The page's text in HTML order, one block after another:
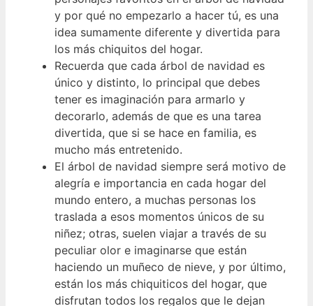
y por qué no empezarlo a hacer tú, es una
idea sumamente diferente y divertida para
los más chiquitos del hogar.
Recuerda que cada árbol de navidad es
único y distinto, lo principal que debes
tener es imaginación para armarlo y
decorarlo, además de que es una tarea
divertida, que si se hace en familia, es
mucho más entretenido.
El árbol de navidad siempre será motivo de
alegría e importancia en cada hogar del
mundo entero, a muchas personas los
traslada a esos momentos únicos de su
niñez; otras, suelen viajar a través de su
peculiar olor e imaginarse que están
haciendo un muñeco de nieve, y por último,
están los más chiquiticos del hogar, que
disfrutan todos los regalos que le dejan